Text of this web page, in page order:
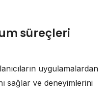
süreçleri
uygulamalardan
sağlar ve deneyimlerini